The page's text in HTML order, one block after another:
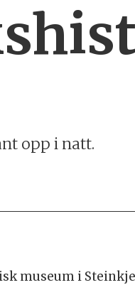
opp i natt.
museum i